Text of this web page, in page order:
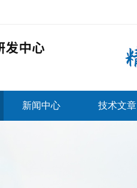
新闻中心 技术文章